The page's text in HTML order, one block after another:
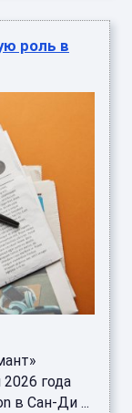
роль в
года
в Сан-Ди ...